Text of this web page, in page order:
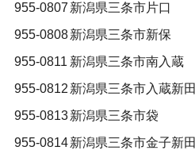
955-0807 新潟県三条市片口
955-0808新潟県三条市新保
955-0811 新潟県三条市南入蔵
955-0812 新潟県三条市入蔵新田
955-0813新潟県三条市袋
955-0814新潟県三条市金子新田